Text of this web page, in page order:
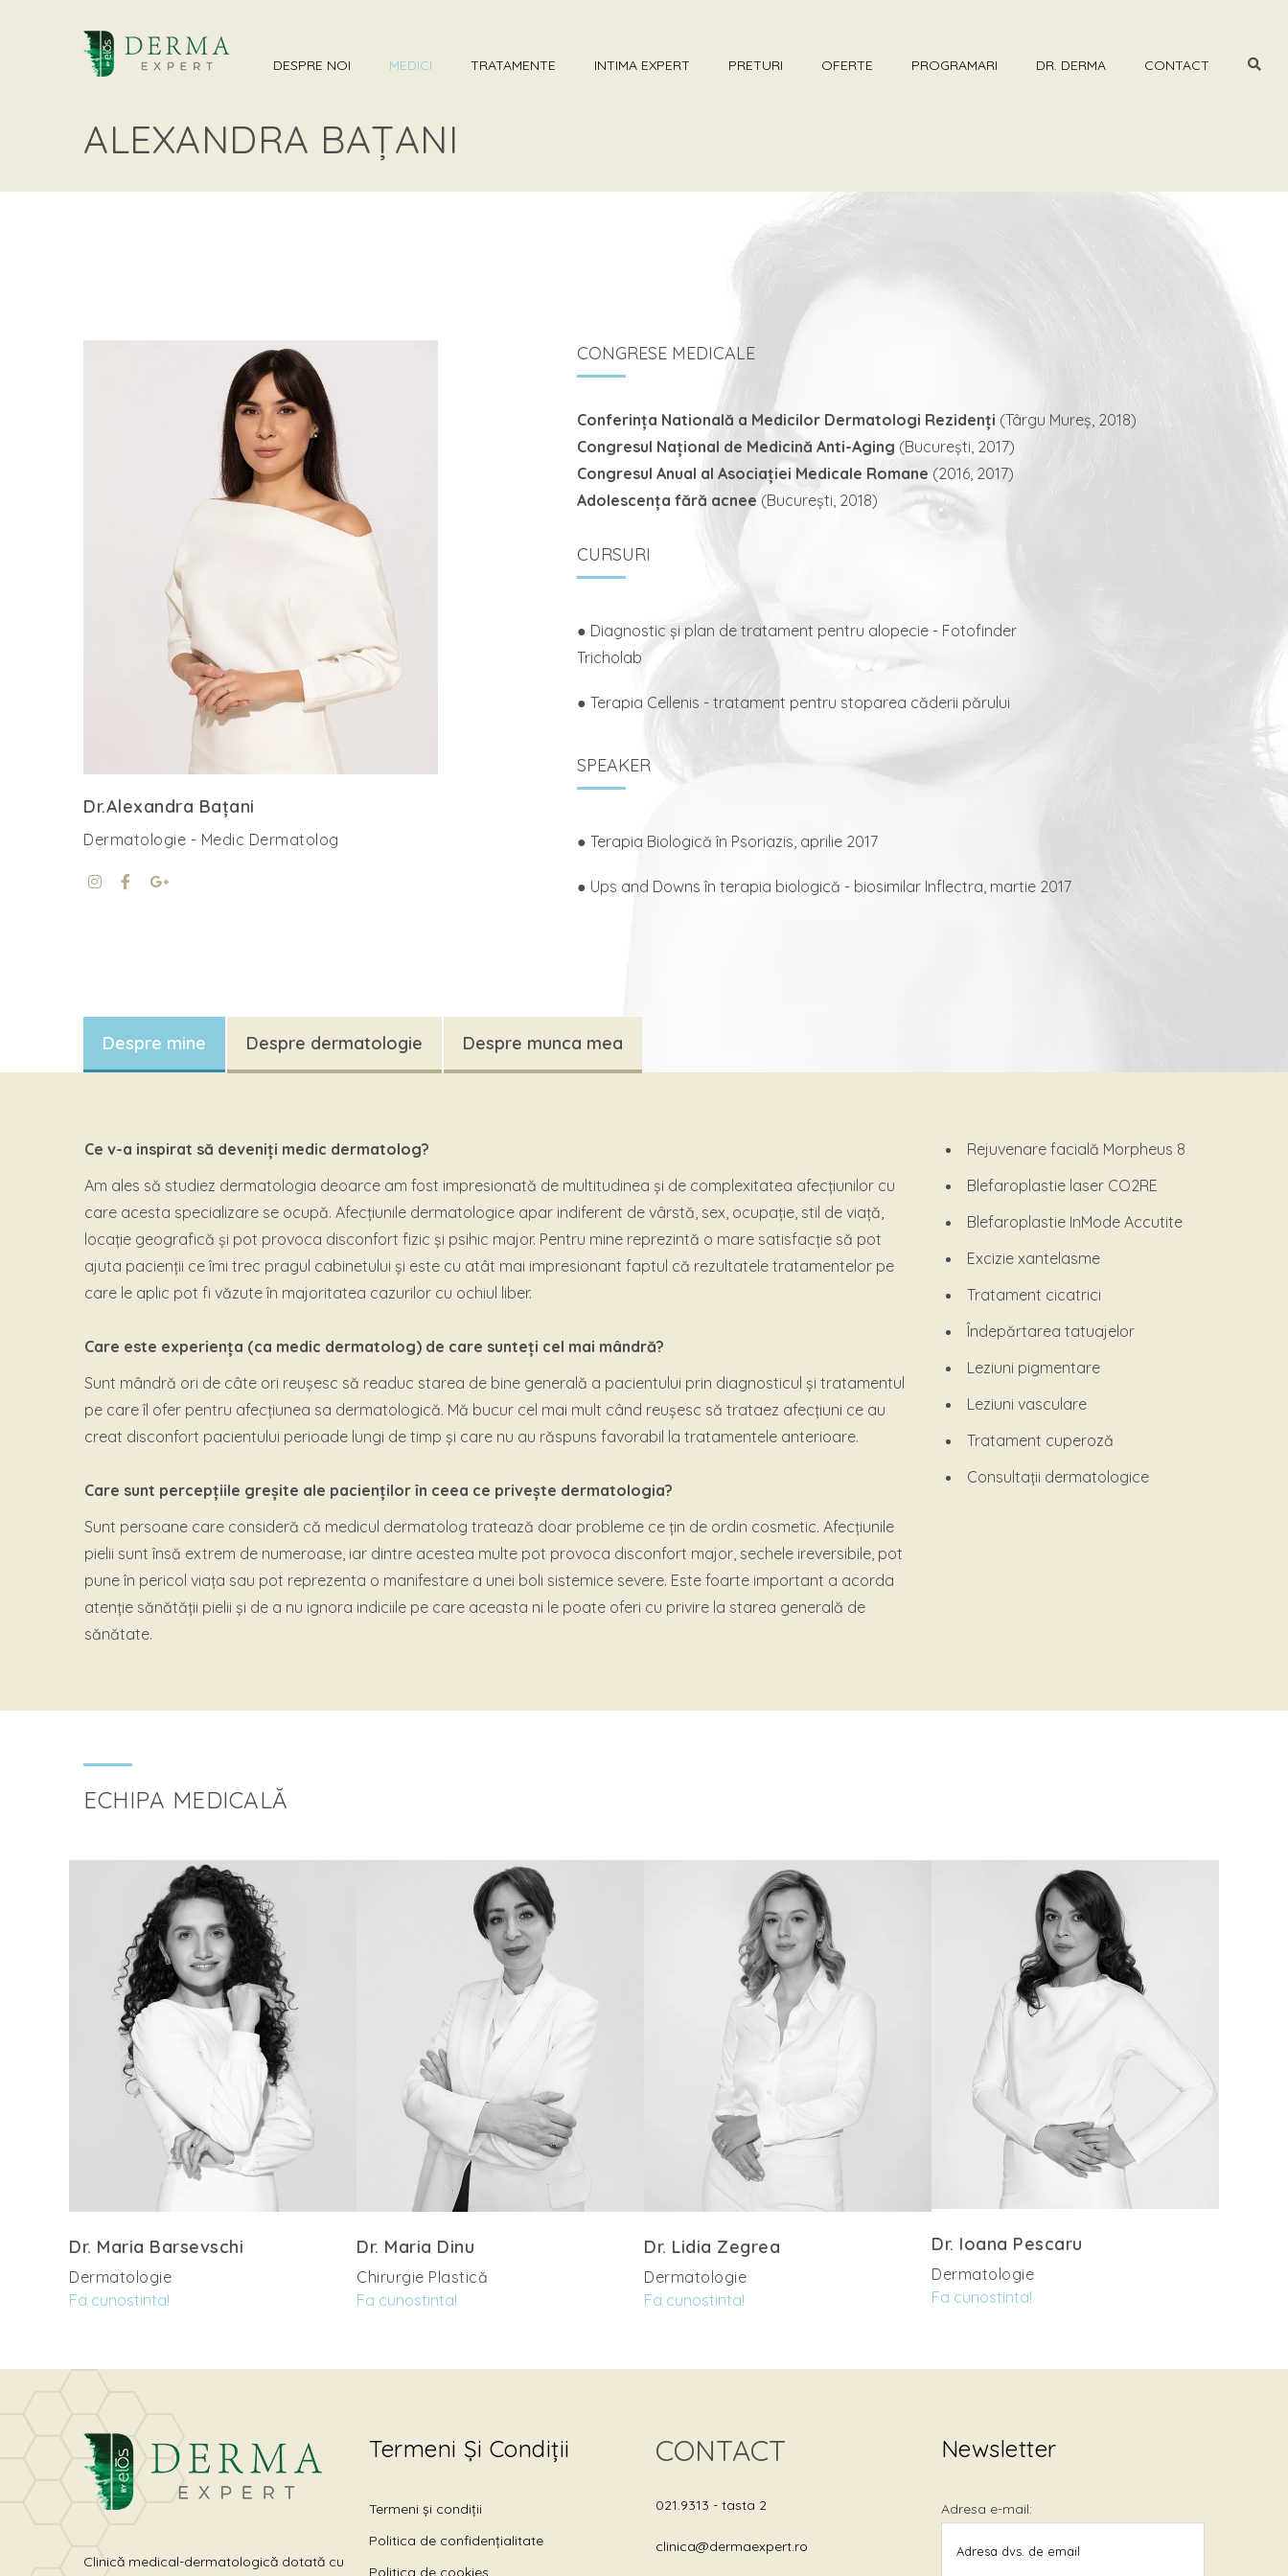
DESPRE NOI MEDICI TRATAMENTE INTIMA EXPERT PRETURI OFERTE PROGRAMARI DR. DERMA CONTACT
ALEXANDRA BAȚANI
Dr.Alexandra Bațani
Dermatologie - Medic Dermatolog
CONGRESE MEDICALE
Conferința Natională a Medicilor Dermatologi Rezidenți (Târgu Mureș, 2018)
Congresul Național de Medicină Anti-Aging (București, 2017)
Congresul Anual al Asociației Medicale Romane (2016, 2017)
Adolescența fără acnee (București, 2018)
CURSURI
● Diagnostic și plan de tratament pentru alopecie - Fotofinder
Tricholab
● Terapia Cellenis - tratament pentru stoparea căderii părului
SPEAKER
● Terapia Biologică în Psoriazis, aprilie 2017
● Ups and Downs în terapia biologică - biosimilar Inflectra, martie 2017
Despre mine Despre dermatologie Despre munca mea
Ce v-a inspirat să deveniți medic dermatolog?
Am ales să studiez dermatologia deoarce am fost impresionată de multitudinea și de complexitatea afecțiunilor cu
care acesta specializare se ocupă. Afecțiunile dermatologice apar indiferent de vârstă, sex, ocupație, stil de viață,
locație geografică și pot provoca disconfort fizic și psihic major. Pentru mine reprezintă o mare satisfacție să pot
ajuta pacienții ce îmi trec pragul cabinetului și este cu atât mai impresionant faptul că rezultatele tratamentelor pe
care le aplic pot fi văzute în majoritatea cazurilor cu ochiul liber.
Care este experiența (ca medic dermatolog) de care sunteți cel mai mândră?
Sunt mândră ori de câte ori reușesc să readuc starea de bine generală a pacientului prin diagnosticul și tratamentul
pe care îl ofer pentru afecțiunea sa dermatologică. Mă bucur cel mai mult când reușesc să trataez afecțiuni ce au
creat disconfort pacientului perioade lungi de timp și care nu au răspuns favorabil la tratamentele anterioare.
Care sunt percepțiile greșite ale pacienților în ceea ce privește dermatologia?
Sunt persoane care consideră că medicul dermatolog tratează doar probleme ce țin de ordin cosmetic. Afecțiunile
pielii sunt însă extrem de numeroase, iar dintre acestea multe pot provoca disconfort major, sechele ireversibile, pot
pune în pericol viața sau pot reprezenta o manifestare a unei boli sistemice severe. Este foarte important a acorda
atenție sănătății pielii și de a nu ignora indiciile pe care aceasta ni le poate oferi cu privire la starea generală de
sănătate.
Rejuvenare facială Morpheus 8
Blefaroplastie laser CO2RE
Blefaroplastie InMode Accutite
Excizie xantelasme
Tratament cicatrici
Îndepărtarea tatuajelor
Leziuni pigmentare
Leziuni vasculare
Tratament cuperoză
Consultații dermatologice
ECHIPA MEDICALĂ
Dr. Maria Barsevschi
Dermatologie
Fa cunostinta!
Dr. Maria Dinu
Chirurgie Plastică
Fa cunostinta!
Dr. Lidia Zegrea
Dermatologie
Fa cunostinta!
Dr. Ioana Pescaru
Dermatologie
Fa cunostinta!
Clinică medical-dermatologică dotată cu
Termeni Și Condiții
Termeni și condiții
Politica de confidențialitate
Politica de cookies
CONTACT
021.9313 - tasta 2
clinica@dermaexpert.ro
Newsletter
Adresa e-mail: